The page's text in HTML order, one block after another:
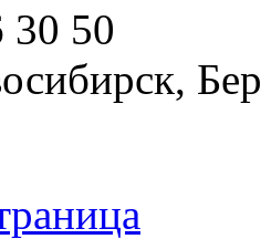
30 50